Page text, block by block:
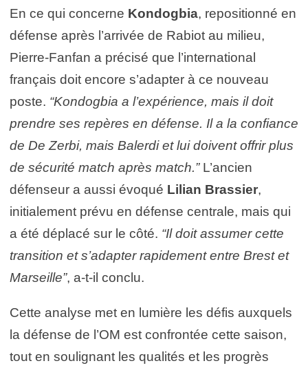
En ce qui concerne Kondogbia, repositionné en
défense après l’arrivée de Rabiot au milieu,
Pierre-Fanfan a précisé que l’international
français doit encore s’adapter à ce nouveau
poste. “Kondogbia a l’expérience, mais il doit
prendre ses repères en défense. Il a la confiance
de De Zerbi, mais Balerdi et lui doivent offrir plus
de sécurité match après match.”L’ancien
défenseur a aussi évoqué Lilian Brassier,
initialement prévu en défense centrale, mais qui
a été déplacé sur le côté. “Il doit assumer cette
transition et s’adapter rapidement entre Brest et
Marseille”, a-t-il conclu.
Cette analyse met en lumière les défis auxquels
la défense de l’OM est confrontée cette saison,
tout en soulignant les qualités et les progrès